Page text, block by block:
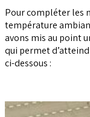
Pour compléter les
température
avons mis au point
qui permet
ci-dessous :